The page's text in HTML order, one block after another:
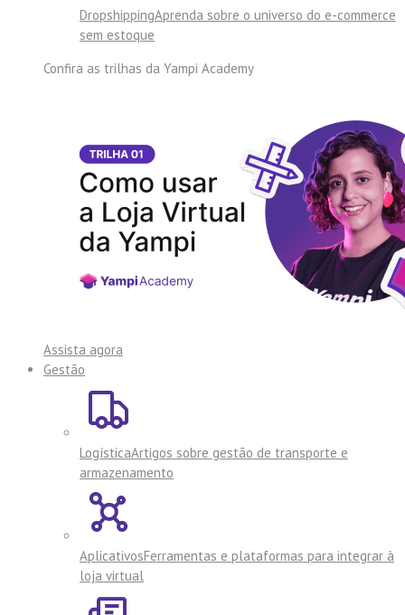
DropshippingAprenda sobre o universo do e-commerce
sem estoque
Confira as trilhas da Yampi Academy
Assista agora
Gestão
LogísticaArtigos sobre gestão de transporte e
armazenamento
AplicativosFerramentas e plataformas para integrar à
loja virtual